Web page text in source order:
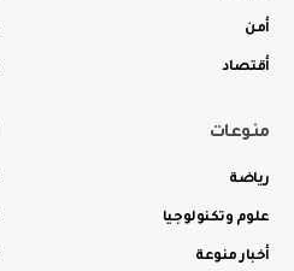
أمن
أقتصاد
منوعات
رياضة
علوم وتكنولوجيا
أخبار منوعة